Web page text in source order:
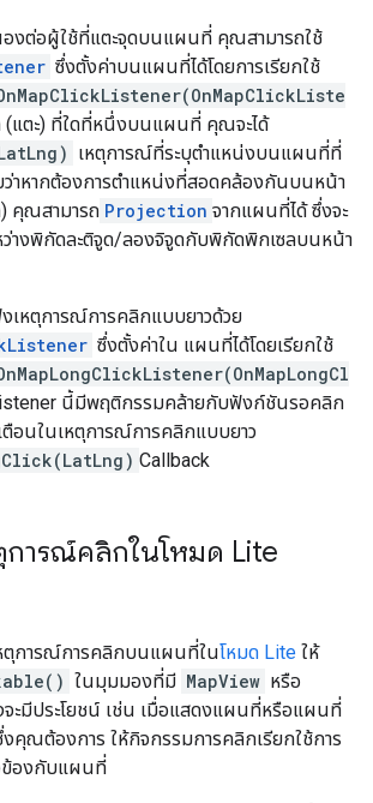
งต่อผู้ใช้ที่แตะจุดบนแผนที่ คุณสามารถใช้
ซึ่งตั้งค่าบนแผนที่ได้โดยการเรียกใช้
(แตะ) ที่ใดที่หนึ่งบนแผนที่ คุณจะได้
เหตุการณ์ที่ระบุตำแหน่งบนแผนที่ที่
ว่าหากต้องการตำแหน่งที่สอดคล้องกันบนหน้า
คุณสามารถ Projection จากแผนที่ได้ ซึ่งจะ
างพิกัดละติจูด/ลองจิจูดกับพิกัดพิกเซลบนหน้า
หตุการณ์การคลิกแบบยาวด้วย
ซึ่งตั้งค่าใน แผนที่ได้โดยเรียกใช้
นี้มีพฤติกรรมคล้ายกับฟังก์ชันรอคลิก
ตือนในเหตุการณ์การคลิกแบบยาว
Callback
การณ์คลิกในโหมด Lite
ตุการณ์การคลิกบนแผนที่ในโหมด Lite ให้
ในมุมมองที่มี MapView หรือ
จะมีประโยชน์ เช่น เมื่อแสดงแผนที่หรือแผนที่
คุณต้องการ ให้กิจกรรมการคลิกเรียกใช้การ
ข้องกับแผนที่